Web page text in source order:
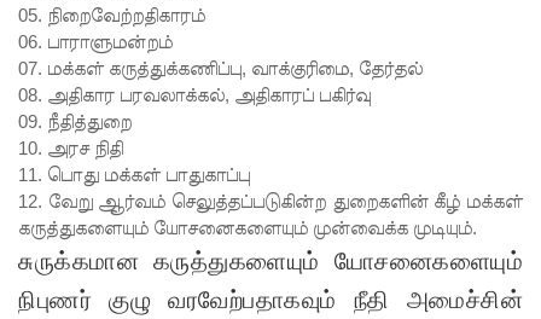
24க்கு
ஒத்திவைப்
பு
பல்கலைக்
கழகப்
பதிவு
ஆரம்பம்
கஞ்சிபா
05. நிறைவேற்றதிகாரம்
06. பாராளுமன்றம்
07. மக்கள் கருத்துக்கணிப்பு, வாக்குரிமை, தேர்தல்
08. அதிகார பரவலாக்கல், அதிகாரப் பகிர்வு
09. நீதித்துறை
10. அரச நிதி
11. பொது மக்கள் பாதுகாப்பு
12. வேறு ஆர்வம் செலுத்தப்படுகின்ற துறைகளின் கீழ் மக்கள்
கருத்துகளையும் யோசனைகளையும் முன்வைக்க முடியும்.
சுருக்கமான கருத்துகளையும் யோசனைகளையும்
நிபுணர் குழு வரவேற்பதாகவும் நீதி அமைச்சின்